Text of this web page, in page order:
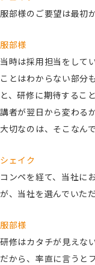
服部様のご要望は最初
服部様
当時は採用担当をして
ことはわからない部分
と、研修に期待するこ
講者が翌日から変わる
大切なのは、そこなんで
シェイク
コンペを経て、当社に
が、当社を選んでいた
服部様
研修はカタチが見えな
だから、率直に言うと